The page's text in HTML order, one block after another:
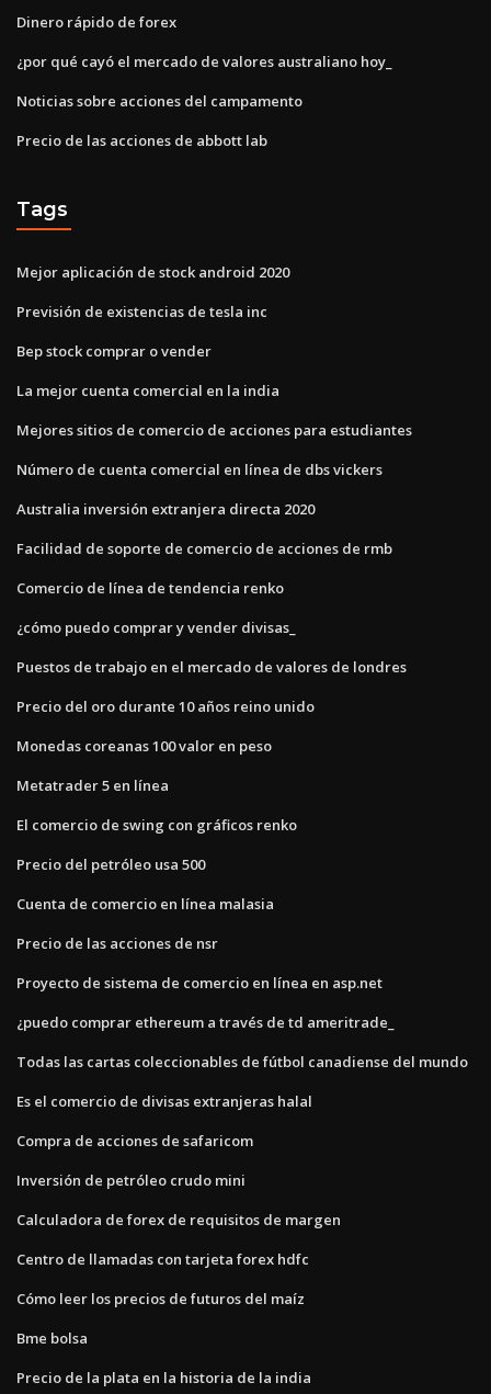
Dinero rápido de forex
¿por qué cayó el mercado de valores australiano hoy_
Noticias sobre acciones del campamento
Precio de las acciones de abbott lab
Tags
Mejor aplicación de stock android 2020
Previsión de existencias de tesla inc
Bep stock comprar o vender
La mejor cuenta comercial en la india
Mejores sitios de comercio de acciones para estudiantes
Número de cuenta comercial en línea de dbs vickers
Australia inversión extranjera directa 2020
Facilidad de soporte de comercio de acciones de rmb
Comercio de línea de tendencia renko
¿cómo puedo comprar y vender divisas_
Puestos de trabajo en el mercado de valores de londres
Precio del oro durante 10 años reino unido
Monedas coreanas 100 valor en peso
Metatrader 5 en línea
El comercio de swing con gráficos renko
Precio del petróleo usa 500
Cuenta de comercio en línea malasia
Precio de las acciones de nsr
Proyecto de sistema de comercio en línea en asp.net
¿puedo comprar ethereum a través de td ameritrade_
Todas las cartas coleccionables de fútbol canadiense del mundo
Es el comercio de divisas extranjeras halal
Compra de acciones de safaricom
Inversión de petróleo crudo mini
Calculadora de forex de requisitos de margen
Centro de llamadas con tarjeta forex hdfc
Cómo leer los precios de futuros del maíz
Bme bolsa
Precio de la plata en la historia de la india